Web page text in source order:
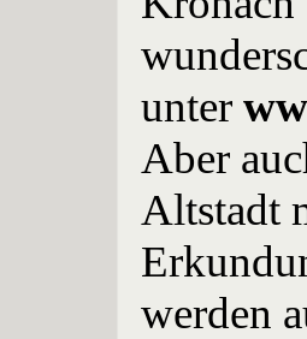
unter
Aber
Altstadt
werden